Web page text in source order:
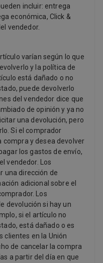
incluir: entrega
económica, Click &
vendedor.
varían según lo que
y la política de
está dañado o no
puede devolverlo
del vendedor dice que
de opinión y ya no
una devolución, pero
Si el comprador
compra y desea devolver
los gastos de envío,
vendedor. Los
una dirección de
adicional sobre el
Los
devolución si hay un
si el artículo no
está dañado o es
clientes en la Unión
de cancelar la compra
a partir del día en que